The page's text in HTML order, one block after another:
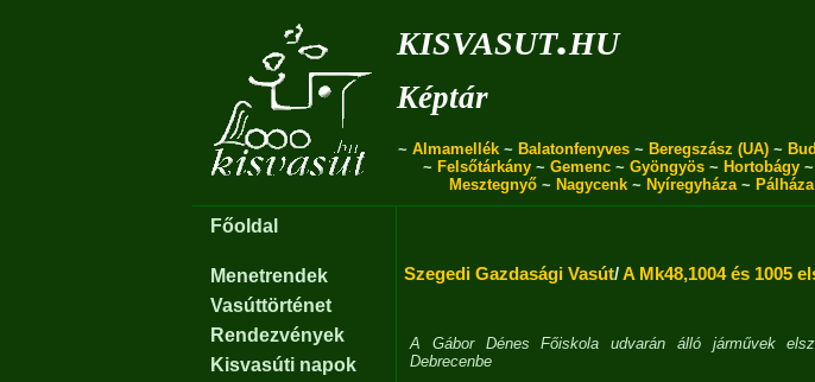
kisvasut.hu
Képtár
~ Almamellék~ Balatonfenyves~ Beregszász (UA)~
~ Felsőtárkány ~ Gemenc ~ Gyöngyös ~ Hortobágy ~
Mesztegnyő~ Nagycenk~ Nyíregyháza~ Pálháza
Főoldal
Menetrendek
Vasúttörténet
Rendezvények
Kisvasúti napok
Szegedi Gazdasági Vasút/A Mk48,1004 és 1005
A Gábor Dénes Főiskola udvarán álló járművek
Debrecenbe